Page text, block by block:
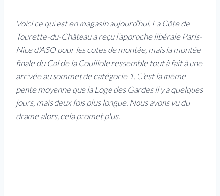
Voici ce qui est en magasin aujourd’hui. La Côte de
Tourette-du-Château a reçu l’approche libérale Paris-
Nice d’ASO pour les cotes de montée, mais la montée
finale du Col de la Couillole ressemble tout à fait à une
arrivée au sommet de catégorie 1. C’est la même
pente moyenne que la Loge des Gardes il y a quelques
jours, mais deux fois plus longue. Nous avons vu du
drame alors, cela promet plus.